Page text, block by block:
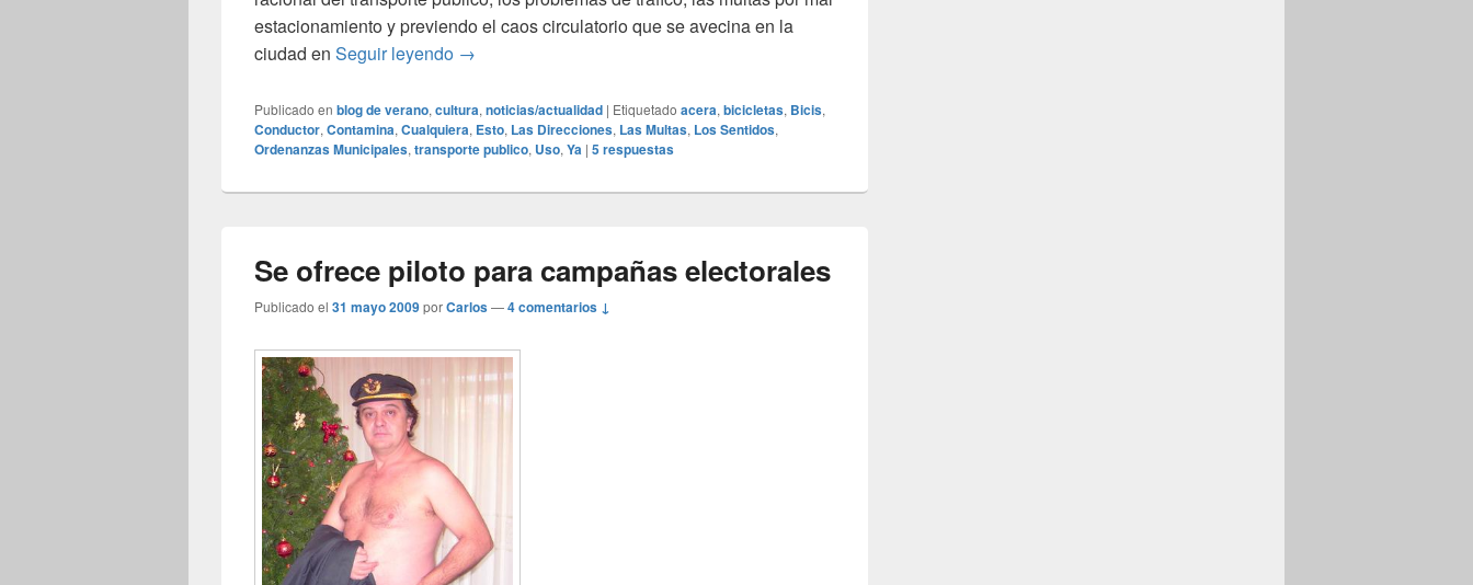
estacionamiento y previendo el caos circulatorio que se avecina en la
ciudad en Seguir leyendo Ordenanzas Municipales sobre bicicletas
→
Publicado en blog de verano, cultura, noticias/actualidad | Etiquetado acera, bicicletas, Bicis,
Conductor, Contamina, Cualquiera, Esto, Las Direcciones, Las Multas, Los Sentidos,
Ordenanzas Municipales, transporte publico, Uso, Ya | 5respuestas
Se ofrece piloto para campañas electorales
Publicado el 31 mayo 2009porCarlos—4 comentarios ↓